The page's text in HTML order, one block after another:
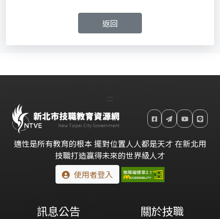
返回
:::
適性是所有教育的根本 擺對位置人人都是天才 在新北用
技職打造贏得未來的世界級人才
使用者登入
訊息公告 關於技職